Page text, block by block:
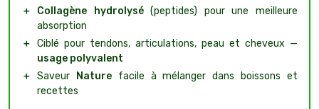
＋
Collagène hydrolysé(peptides) pour une meilleure
absorption
＋ Ciblé pour tendons, articulations, peau et cheveux —
usage polyvalent
＋ Saveur Naturefacile à mélanger dans boissons et
recettes